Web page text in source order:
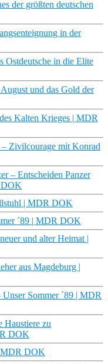
der größten deutschen
in der
Ostdeutsche in die Elite
und das Gold der
Kalten Krieges | MDR
Zivilcourage mit Konrad
– Entscheiden Panzer
DOK
| MDR DOK
´89 | MDR DOK
und alter Heimat |
aus Magdeburg |
Sommer ´89 | MDR
Haustiere zu
DOK
MDR DOK